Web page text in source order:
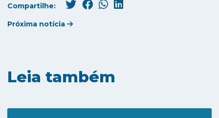
Compartilhe:
Próxima notícia
Leia também